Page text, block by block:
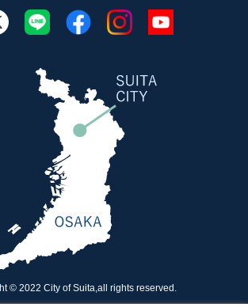
© 2022 City of Suita,all rights reserved.